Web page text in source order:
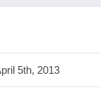
5th, 2013